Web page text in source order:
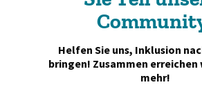
Helfen Sie uns, Inklusion
bringen! Zusammen erreichen
mehr!